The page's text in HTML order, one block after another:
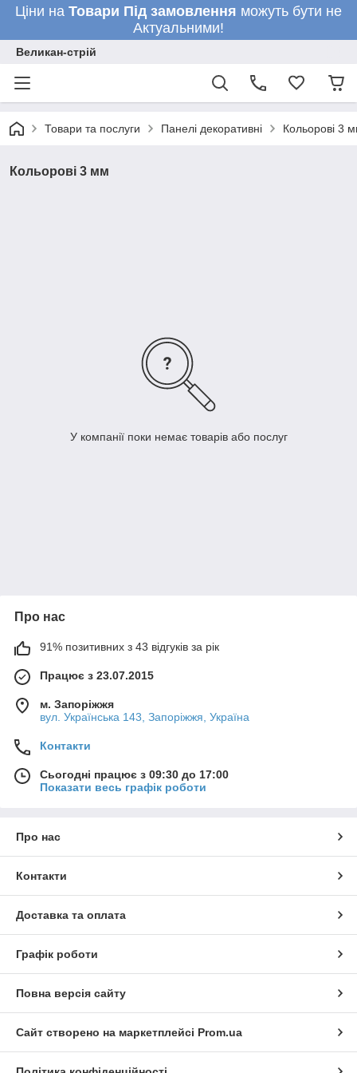
Ціни на Товари Під замовлення можуть бути не
Актуальними!
Великан-стрій
Товари та послуги Панелі декоративні Кольорові 3
Кольорові 3 мм
У компанії поки немає товарів або послуг
Про нас
91% позитивних з 43 відгуків за рік
Працює з 23.07.2015
м. Запоріжжя
вул. Українська 143, Запоріжжя, Україна
Контакти
Сьогодні працює з 09:30 до 17:00
Показати весь графік роботи
Про нас
Контакти
Доставка та оплата
Графік роботи
Повна версія сайту
Сайт створено на маркетплейсі Prom.ua